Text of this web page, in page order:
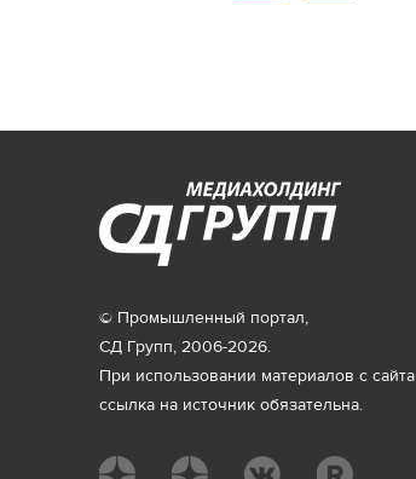
© Промышленный портал,
СД Групп, 2006-2026.
При использовании материалов с сайта
ссылка на источник обязательна.